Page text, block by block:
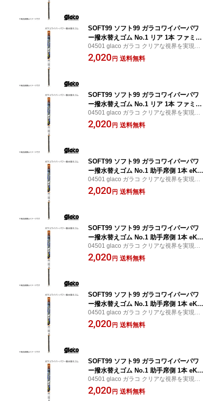
SOFT99 ソフト99 ガラコワイパーパワ
ー撥水替えゴム No.1 リア 1本 ファミリ
アバン #Y11 品番:04501 JAN:49757590
45014
04501 glaco ガラコ クリアな視界を実現す
るガラコワイパー ワイパーを作動させるだ
けで簡単にフロントガラス面に撥水効果を
2,020 円 送料無料
SOFT99 ソフト99 ガラコワイパーパワ
ー撥水替えゴム No.1 リア 1本 ファミリ
アバン #Y10 品番:04501 JAN:49757590
45014
04501 glaco ガラコ クリアな視界を実現す
るガラコワイパー ワイパーを作動させるだ
けで簡単にフロントガラス面に撥水効果を
2,020 円 送料無料
SOFT99 ソフト99 ガラコワイパーパワ
ー撥水替えゴム No.1 助手席側 1本 eKク
ロス B34W/B35W/B37W/B38W 品番:04
501 JAN:4975759045014
04501 glaco ガラコ クリアな視界を実現す
るガラコワイパー ワイパーを作動させるだ
けで簡単にフロントガラス面に撥水効果を
2,020 円 送料無料
SOFT99 ソフト99 ガラコワイパーパワ
ー撥水替えゴム No.1 助手席側 1本 eKク
ロス EV B5AW 品番:04501 JAN:497575
9045014
04501 glaco ガラコ クリアな視界を実現す
るガラコワイパー ワイパーを作動させるだ
けで簡単にフロントガラス面に撥水効果を
2,020 円 送料無料
SOFT99 ソフト99 ガラコワイパーパワ
ー撥水替えゴム No.1 助手席側 1本 eKワ
ゴン/eKスポーツ B11W 品番:04501 JA
N:4975759045014
04501 glaco ガラコ クリアな視界を実現す
るガラコワイパー ワイパーを作動させるだ
けで簡単にフロントガラス面に撥水効果を
2,020 円 送料無料
SOFT99 ソフト99 ガラコワイパーパワ
ー撥水替えゴム No.1 助手席側 1本 eKワ
ゴン/eKスポーツ B33W/B36W 品番:045
01 JAN:4975759045014
04501 glaco ガラコ クリアな視界を実現す
るガラコワイパー ワイパーを作動させるだ
けで簡単にフロントガラス面に撥水効果を
2,020 円 送料無料